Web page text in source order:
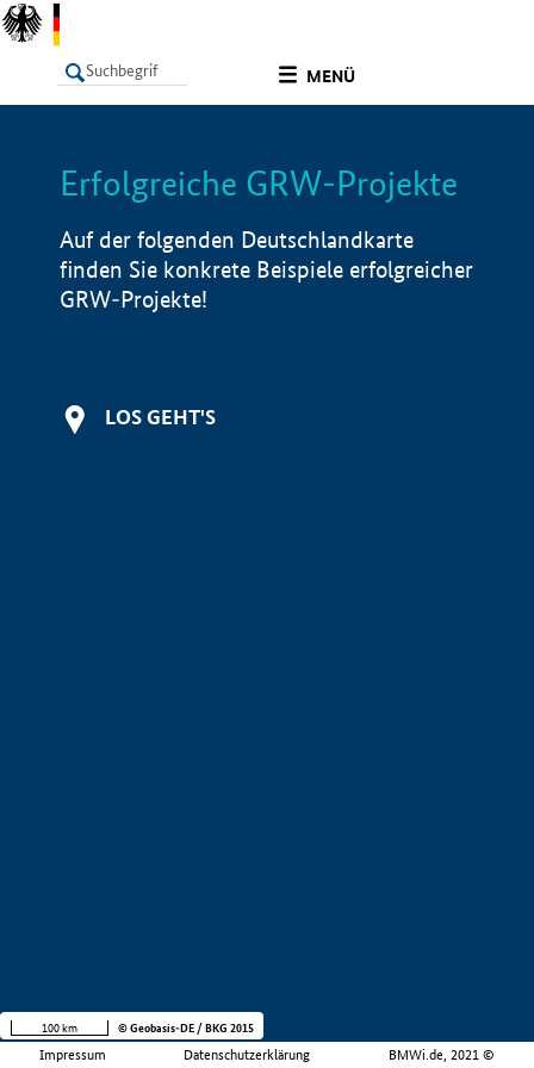
MENÜ
LISTE Info
Erfolgreiche GRW-Projekte
Auf der folgenden Deutschlandkarte
finden Sie konkrete Beispiele erfolgreicher
GRW-Projekte!
LOS GEHT'S
Impressum Datenschutzerklärung BMWi.de, 2021 ©
100 km © Geobasis-DE / BKG 2015